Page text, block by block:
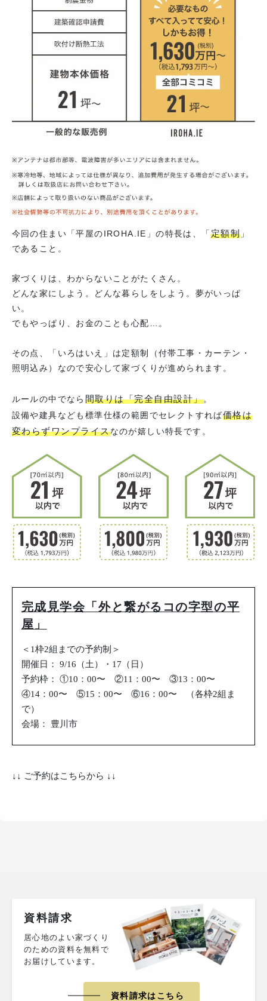
今回の住まい「平屋のIROHA.IE」の特長は、「 定額制 」
であること。
家づくりは、わからないことがたくさん。
どんな家にしよう。どんな暮らしをしよう。夢がいっぱ
い。
でもやっぱり、お金のことも心配…。
その点、「いろはいえ」は定額制（付帯工事・カーテン・
照明込み）なので安心して家づくりが進められます。
ルールの中でなら 間取りは「完全自由設計」。
設備や建具なども標準仕様の範囲でセレクトすれば価格は
変わらずワンプライスなのが嬉しい特長です。
完成見学会「外と繋がるコの字型の平
屋」
＜1枠2組までの予約制＞
開催日： 9/16（土）・17（日）
予約枠： ①10：00〜 ②11：00〜 ③13：00〜
④14：00〜 ⑤15：00〜 ⑥16：00〜 （各枠2組ま
で）
会場： 豊川市
↓↓ ご予約はこちらから ↓↓
資料請求
居心地のよい家づくり
のための資料を無料で
お届けしています。
資料請求はこちら